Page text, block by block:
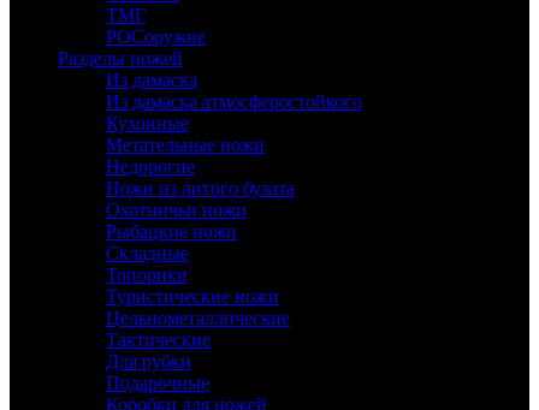
ТМГ
РОСоружие
Разделы ножей
Из дамаска
Из дамаска атмосферостойкого
Кухонные
Метательные ножи
Недорогие
Ножи из литого булата
Охотничьи ножи
Рыбацкие ножи
Складные
Топорики
Туристические ножи
Цельнометаллические
Тактические
Для рубки
Подарочные
Коробки для ножей